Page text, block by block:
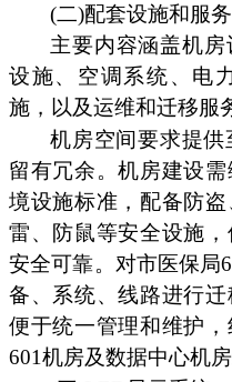
(二)配套设施和服务
主要内容涵盖机
设施、空调系统、电
施，以及运维和迁移服
机房空间要求提
留有冗余。机房建设
境设施标准，配备防
雷、防鼠等安全设施
安全可靠。对市医保局
备、系统、线路进行迁
便于统一管理和维护
601机房及数据中心机房